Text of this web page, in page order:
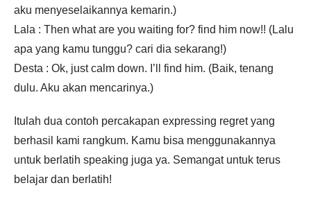
aku menyeselaikannya kemarin.)
Lala : Then what are you waiting for? find him now!! (Lalu
apa yang kamu tunggu? cari dia sekarang!)
Desta : Ok, just calm down. I’ll find him. (Baik, tenang
dulu. Aku akan mencarinya.)
Itulah dua contoh percakapan expressing regret yang
berhasil kami rangkum. Kamu bisa menggunakannya
untuk berlatih speaking juga ya. Semangat untuk terus
belajar dan berlatih!